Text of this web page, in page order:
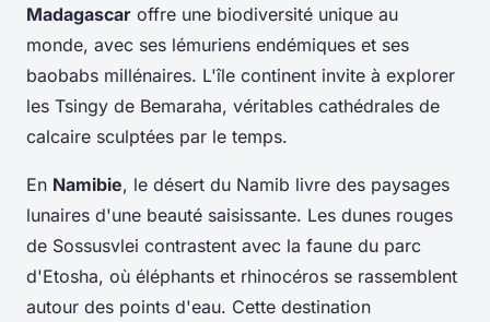
Madagascar offre une biodiversité unique au
monde, avec ses lémuriens endémiques et ses
baobabs millénaires. L'île continent invite à explorer
les Tsingy de Bemaraha, véritables cathédrales de
calcaire sculptées par le temps.
En Namibie, le désert du Namib livre des paysages
lunaires d'une beauté saisissante. Les dunes rouges
de Sossusvlei contrastent avec la faune du parc
d'Etosha, où éléphants et rhinocéros se rassemblent
autour des points d'eau. Cette destination